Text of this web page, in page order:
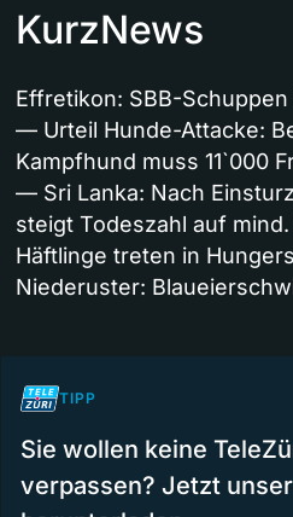
KurzNews
Effretikon: SBB-
— Urteil Hunde-Attacke:
Kampfhund muss 11`000
— Sri Lanka: Nach
steigt Todeszahl auf
Häftlinge treten in
Niederuster:
TIPP
Sie wollen keine
verpassen? Jetzt